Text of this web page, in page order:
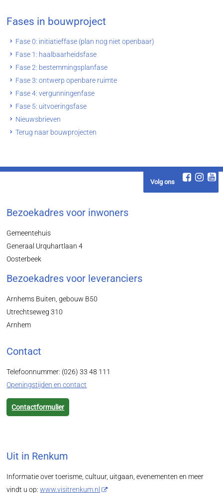
Fases in bouwproject
Fase 0: initiatieffase (plan nog niet openbaar)
Fase 1: haalbaarheidsfase
Fase 2: bestemmingsplanfase
Fase 3: ontwerp openbare ruimte
Fase 4: vergunningenfase
Fase 5: uitvoeringsfase
Nieuwsbrieven
Terug naar bouwprojecten
Volg ons
Bezoekadres voor inwoners
Gemeentehuis
Generaal Urquhartlaan 4
Oosterbeek
Bezoekadres voor leveranciers
Arnhems Buiten, gebouw B50
Utrechtseweg 310
Arnhem
Contact
Telefoonnummer: (026) 33 48 111
Openingstijden en contact
Contactformulier
Uit in Renkum
Informatie over toerisme, cultuur, uitgaan, evenementen en meer
vindt u op:www.visitrenkum.nl